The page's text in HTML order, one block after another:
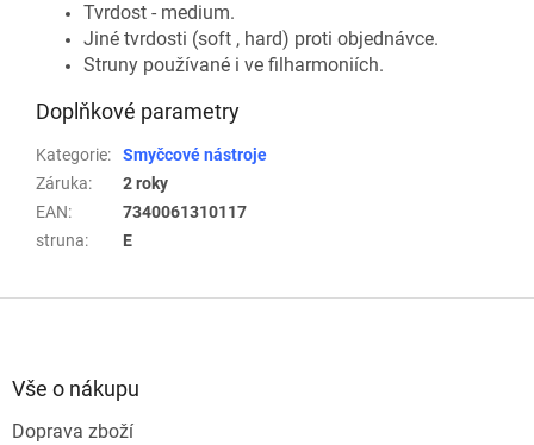
Tvrdost - medium.
Jiné tvrdosti (soft , hard) proti objednávce.
Struny používané i ve filharmoniích.
Doplňkové parametry
Kategorie:
Smyčcové nástroje
Záruka:
2 roky
EAN:
7340061310117
struna: E
Vše o nákupu
Doprava zboží